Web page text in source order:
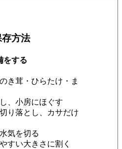
存方法
をする
き茸・ひらたけ・ま
、小房にほぐす
り落とし、カサだけ
気を切る
すい大きさに割く